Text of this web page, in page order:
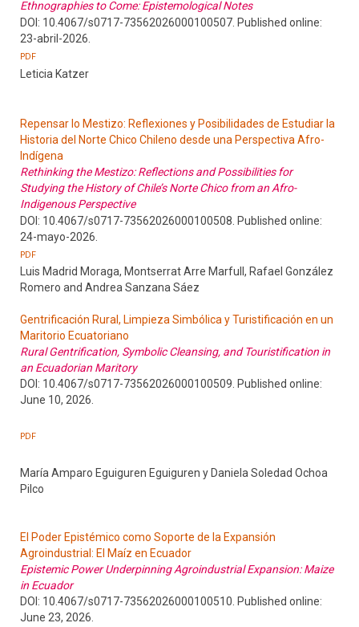
Ethnographies to Come: Epistemological Notes
DOI: 10.4067/s0717-73562026000100507. Published online:
23-abril-2026.
PDF
Leticia Katzer
Repensar lo Mestizo: Reflexiones y Posibilidades de Estudiar la
Historia del Norte Chico Chileno desde una Perspectiva Afro-
Indígena
Rethinking the Mestizo: Reflections and Possibilities for
Studying the History of Chile’s Norte Chico from an Afro-
Indigenous Perspective
DOI: 10.4067/s0717-73562026000100508. Published online:
24-mayo-2026.
PDF
Luis Madrid Moraga, Montserrat Arre Marfull, Rafael González
Romero and Andrea Sanzana Sáez
Gentrificación Rural, Limpieza Simbólica y Turistificación en un
Maritorio Ecuatoriano
Rural Gentrification, Symbolic Cleansing, and Touristification in
an Ecuadorian Maritory
DOI: 10.4067/s0717-73562026000100509. Published online:
June 10, 2026.
PDF
María Amparo Eguiguren Eguiguren y Daniela Soledad Ochoa
Pilco
El Poder Epistémico como Soporte de la Expansión
Agroindustrial: El Maíz en Ecuador
Epistemic Power Underpinning Agroindustrial Expansion: Maize
in Ecuador
DOI: 10.4067/s0717-73562026000100510. Published online:
June 23, 2026.